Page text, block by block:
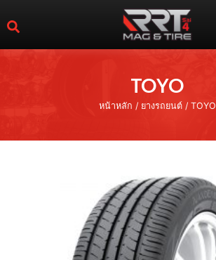
TOYO
หน้าหลัก / ยางรถยนต์/ TOYO